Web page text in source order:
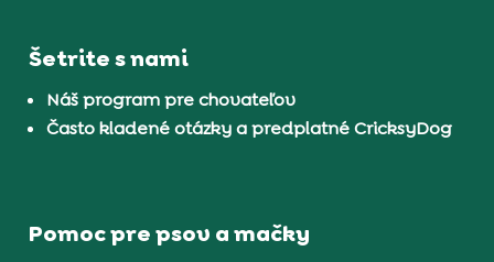
Šetrite s nami
Náš program pre chovateľov
Často kladené otázky a predplatné CricksyDog
Pomoc pre psov a mačky